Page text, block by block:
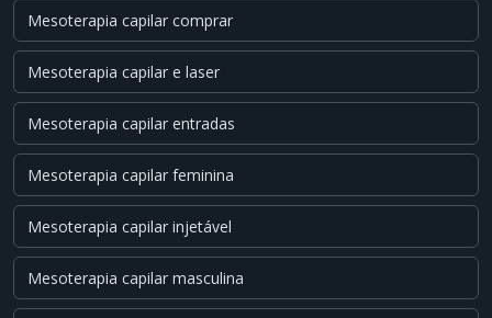
Mesoterapia capilar comprar
Mesoterapia capilar e laser
Mesoterapia capilar entradas
Mesoterapia capilar feminina
Mesoterapia capilar injetável
Mesoterapia capilar masculina